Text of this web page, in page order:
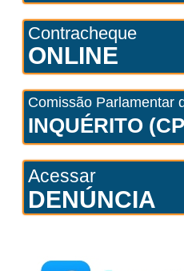
Contracheque
ONLINE
Comissão Parlamentar
INQUÉRITO
Acessar
DENÚNCIA